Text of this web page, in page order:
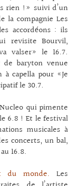
rien !» suivi d’un
la compagnie Les
accordéons : ils
revisite Bourvil,
valser» le 16.7.
de baryton venue
à capella pour «Je
le 30.7.
qui pimente
6.8 ! Et le festival
musicales à
concerts, un bal,
16.8.
du monde. Les